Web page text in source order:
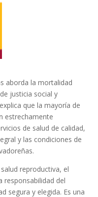
aborda la mortalidad
justicia social y
que la mayoría de
estrechamente
de salud de calidad,
y las condiciones de
reproductiva, el
responsabilidad del
segura y elegida. Es una